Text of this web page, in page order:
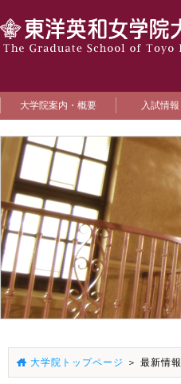
大学院案内・概要 入試情報
大学院トップページ ＞ 最新情報